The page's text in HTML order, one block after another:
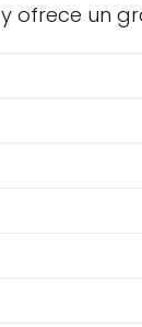
ofrece un